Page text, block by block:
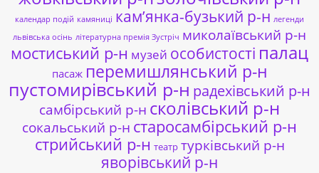
календар подій камяниці кам’янка-бузький р-н легенди
львівська осінь літературна премія Зустріч миколаївський р-н
мостиський р-н музей особистості палац
пасаж перемишлянський р-н
пустомирівський р-н радехівський р-н
самбірський р-н сколівський р-н
сокальський р-н старосамбірський р-н
стрийський р-н театр турківський р-н
яворівський р-н